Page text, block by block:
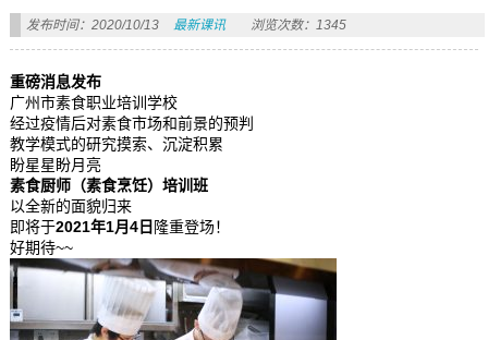
发布时间：2020/10/13 最新课讯 浏览次数：1345
重磅消息发布
广州市素食职业培训学校
经过疫情后对素食市场和前景的预判
教学模式的研究摸索、沉淀积累
盼星星盼月亮
素食厨师（素食烹饪）培训班
以全新的面貌归来
即将于2021年1月4日 隆重登场！
好期待~~